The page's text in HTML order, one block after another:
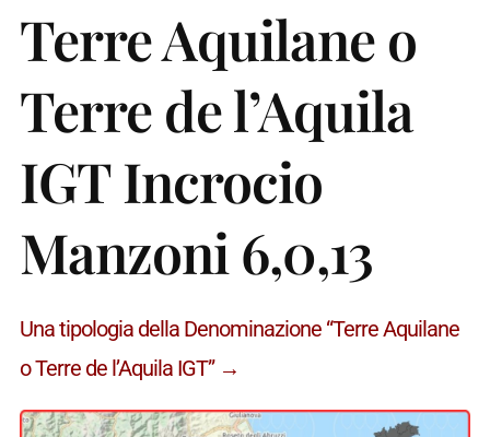
Terre Aquilane o
Terre de l’Aquila
IGT Incrocio
Manzoni 6,0,13
Una tipologia della Denominazione “Terre Aquilane
o Terre de l’Aquila IGT” →